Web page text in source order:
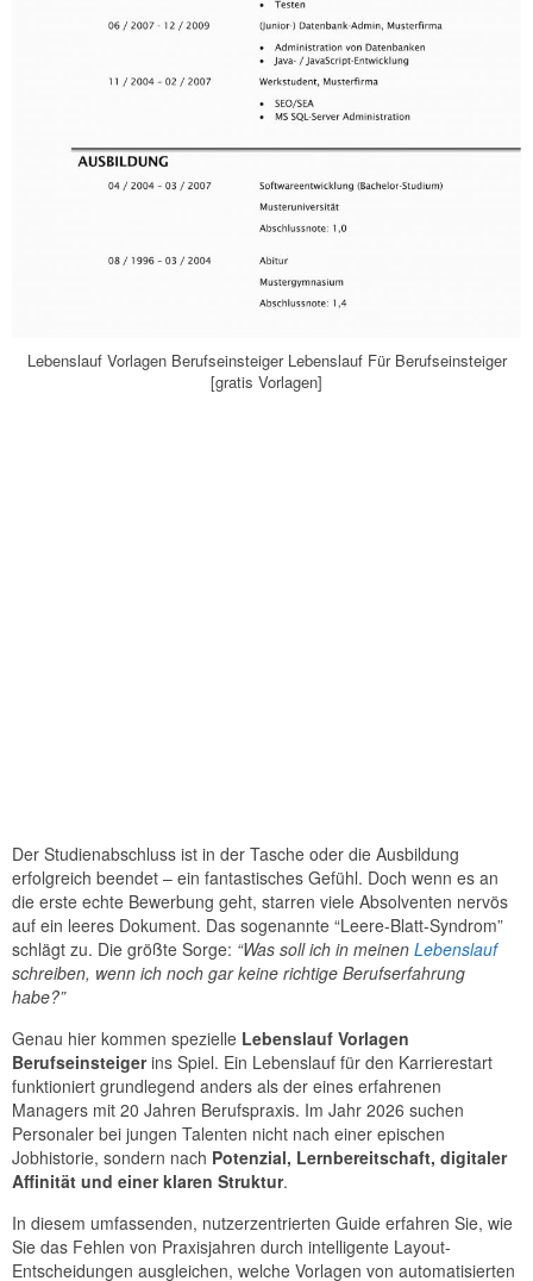
Lebenslauf Vorlagen Berufseinsteiger Lebenslauf Für Berufseinsteiger
[gratis Vorlagen]
Der Studienabschluss ist in der Tasche oder die Ausbildung
erfolgreich beendet – ein fantastisches Gefühl. Doch wenn es an
die erste echte Bewerbung geht, starren viele Absolventen nervös
auf ein leeres Dokument. Das sogenannte “Leere-Blatt-Syndrom”
schlägt zu. Die größte Sorge: “Was soll ich in meinen Lebenslauf
schreiben, wenn ich noch gar keine richtige Berufserfahrung
habe?”
Genau hier kommen spezielle Lebenslauf Vorlagen
Berufseinsteigerins Spiel. Ein Lebenslauf für den Karrierestart
funktioniert grundlegend anders als der eines erfahrenen
Managers mit 20 Jahren Berufspraxis. Im Jahr 2026 suchen
Personaler bei jungen Talenten nicht nach einer epischen
Jobhistorie, sondern nach Potenzial, Lernbereitschaft, digitaler
Affinität und einer klaren Struktur.
In diesem umfassenden, nutzerzentrierten Guide erfahren Sie, wie
Sie das Fehlen von Praxisjahren durch intelligente Layout-
Entscheidungen ausgleichen, welche Vorlagen von automatisierten